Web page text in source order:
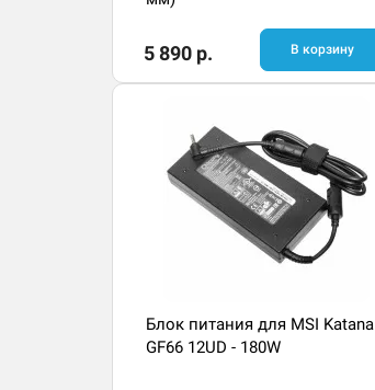
5 890 р. В корзину
Блок питания для MSI Katana
GF66 12UD - 180W